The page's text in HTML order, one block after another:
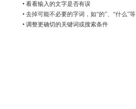
• 看看输入的文字是否有误
• 去掉可能不必要的字词，如“的”、“什么”等
• 调整更确切的关键词或搜索条件